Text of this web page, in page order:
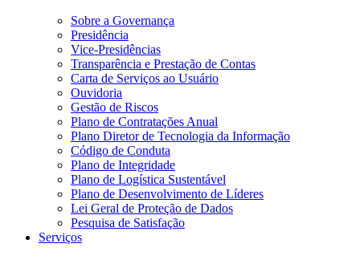
Sobre a Governança
Presidência
Vice-Presidências
Transparência e Prestação de Contas
Carta de Serviços ao Usuário
Ouvidoria
Gestão de Riscos
Plano de Contratações Anual
Plano Diretor de Tecnologia da Informação
Código de Conduta
Plano de Integridade
Plano de Logística Sustentável
Plano de Desenvolvimento de Líderes
Lei Geral de Proteção de Dados
Pesquisa de Satisfação
Serviços